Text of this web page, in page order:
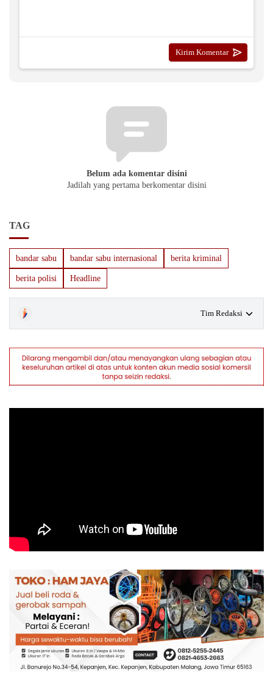
Belum ada komentar disini
Jadilah yang pertama berkomentar disini
TAG
bandar sabu bandar sabu internasional berita kriminal
berita polisi Headline
Tim Redaksi